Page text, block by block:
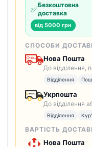
✅Безкоштовна
доставка
від 5000 грн
СПОСОБИ
Нова Пошта
До відділення,
Відділення
Укрпошта
До відділення
Відділення
ВАРТІСТЬ
Нова Пошта